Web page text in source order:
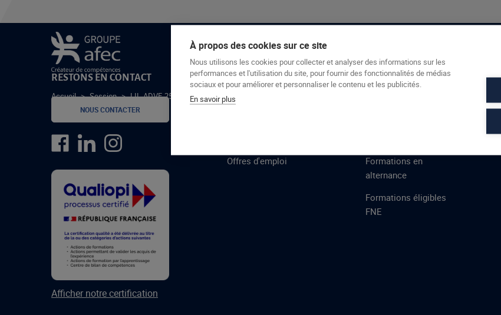
Le groupe Afec Formations
Accueil > Session > LIL-ADVF-25-3-A
RESTONS EN CONTACT
NOUS CONTACTER
Afficher notre certification
GROUPE AFEC
Formations
Offres d'emploi
PRESTATIONS
Formations en
alternance
Formations éligibles
FNE
À propos des cookies sur ce site
Nous utilisons les cookies pour collecter et analyser des informations sur les
performances et l'utilisation du site, pour fournir des fonctionnalités de médias
sociaux et pour améliorer et personnaliser le contenu et les publicités.
En savoir plus